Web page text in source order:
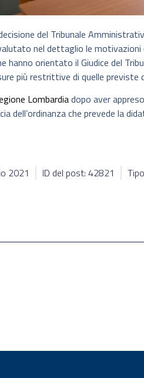
del Tribunale
nel dettaglio le
hanno orientato il Giudice del
più restrittive di quelle previste
Lombardiadopo aver
dell’ordinanza che prevede la
2021 ID del post: 42821